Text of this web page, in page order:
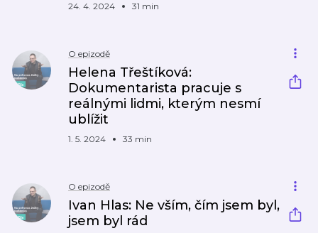
24. 4. 2024 31 min
O epizodě
Helena Třeštíková:
Dokumentarista pracuje s
reálnými lidmi, kterým nesmí
ublížit
1. 5. 2024 33 min
O epizodě
Ivan Hlas: Ne vším, čím jsem byl,
jsem byl rád